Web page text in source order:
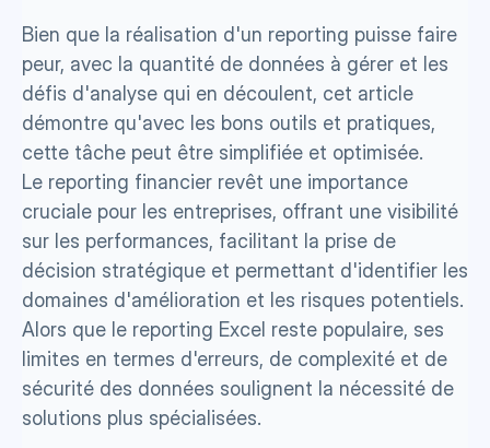
Bien que la réalisation d'un reporting puisse faire
peur, avec la quantité de données à gérer et les
défis d'analyse qui en découlent, cet article
démontre qu'avec les bons outils et pratiques,
cette tâche peut être simplifiée et optimisée.
Le reporting financier revêt une importance
cruciale pour les entreprises, offrant une visibilité
sur les performances, facilitant la prise de
décision stratégique et permettant d'identifier les
domaines d'amélioration et les risques potentiels.
Alors que le reporting Excel reste populaire, ses
limites en termes d'erreurs, de complexité et de
sécurité des données soulignent la nécessité de
solutions plus spécialisées.